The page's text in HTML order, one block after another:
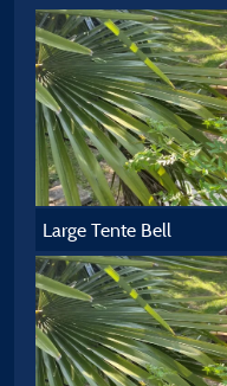
Large Tente Bell